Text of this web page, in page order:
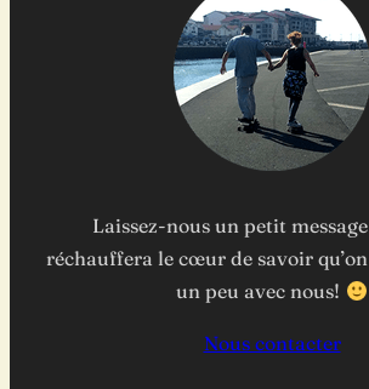
Laissez-nous un petit
réchauffera le cœur de savoir
un peu avec nous!
Nous contacter